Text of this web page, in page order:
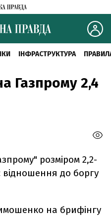
ІНФРАСТРУКТУРА
Газпрому 2,4
розміром 2,2-
відношення до боргу
на брифінгу